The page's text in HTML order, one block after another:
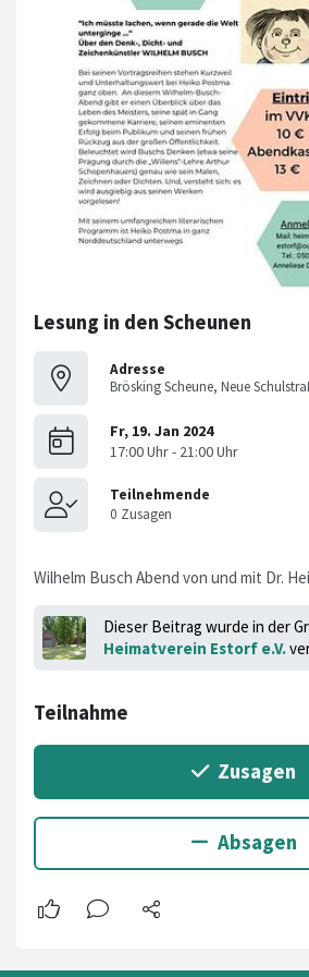
Lesung in den Scheunen
Adresse
Brösking Scheune, Neue
Wilhelm Busch Abend von und mit Dr.
Dieser Beitrag wurde in der
Heimatverein Estorf e.V.